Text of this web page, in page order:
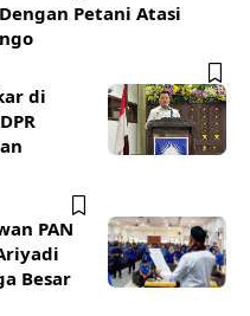
Petani Atasi
di
PAN
Besar